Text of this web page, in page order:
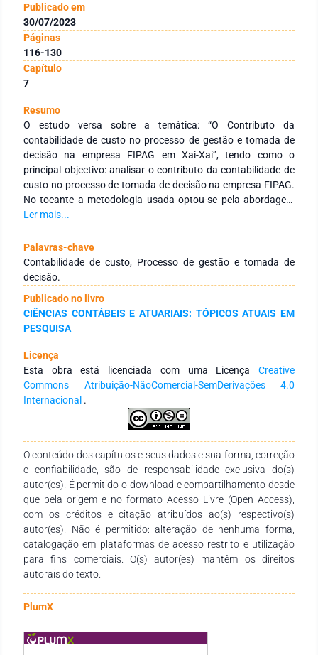
Publicado em
30/07/2023
Páginas
116-130
Capítulo
7
Resumo
O estudo versa sobre a temática: “O Contributo da
contabilidade de custo no processo de gestão e tomada de
decisão na empresa FIPAG em Xai-Xai”, tendo como o
principal objectivo: analisar o contributo da contabilidade de
custo no processo de tomada de decisão na empresa FIPAG.
No tocante a metodologia usada optou-se pela abordagem
qualitativa, usou-se a técnica de entrevista semiestruturada
foram oito: sendo quatro contabilistas, dois gestores de
produção e dois gestores do topo. Para análise dos
resultados usou – se a técnica de análise de conteúdo. O
estudo traz como resultados: a contabilidade de custo como
uma ferramenta de gestão de custos imprescindíveis para
gerir de forma eficaz e transparente os recursos financeiros
da entidade por meio de métodos gestão, buscando uma
compreensão real do processo de produção, de quanto está
sendo empregado para se produzir cada produto,
possibilitando compreender quanto foi gasto cada produto
do início até o fim da produção; planificação e controlo das
actividades de cada sector. Esta contabilidade custo auxilia
na tomada de decisão assertiva. Constatou-se que a empresa
Custo como sistema contabilístico principal, vai melhorar a
sua produtividade; prestação de contas e prestação de
serviço; para tal o estudo apresenta uma proposta de
melhoria para o sistema da empresa.
Ler mais...
Palavras-chave
Contabilidade de custo, Processo de gestão e tomada de
decisão.
Publicado no livro
CIÊNCIAS CONTÁBEIS E ATUARIAIS: TÓPICOS ATUAIS EM
PESQUISA
Licença
Esta obra está licenciada com uma Licença Creative
Commons Atribuição-NãoComercial-SemDerivações 4.0
Internacional .
O conteúdo dos capítulos e seus dados e sua forma, correção
e confiabilidade, são de responsabilidade exclusiva do(s)
autor(es). É permitido o download e compartilhamento desde
que pela origem e no formato Acesso Livre (Open Access),
com os créditos e citação atribuídos ao(s) respectivo(s)
autor(es). Não é permitido: alteração de nenhuma forma,
catalogação em plataformas de acesso restrito e utilização
para fins comerciais. O(s) autor(es) mantêm os direitos
autorais do texto.
PlumX